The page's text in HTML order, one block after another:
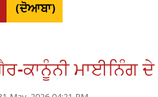
(ਦੋਆਬਾ)
ਕਾਨੂੰਨੀ ਮਾਈਨਿੰਗ